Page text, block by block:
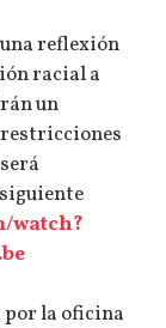
reflexión
racial a
un
watch?
la oficina